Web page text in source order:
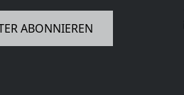
ABONNIEREN